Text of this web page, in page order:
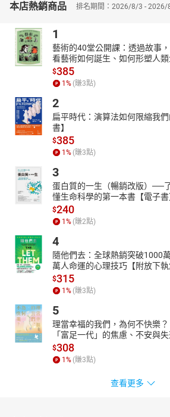
在这里，你将找到属于自己的答案，破解人
http://www.youtube.com/channel/
本店熱銷商品 排名期間：2026/8/3 - 2026/
1
藝術的40堂公開課：透過故事
看藝術如何誕生、如何形塑人類
$385
1 % (賺3點)
2
扁平時代：演算法如何限縮我
書】
$385
1 % (賺3點)
3
蛋白質的一生（暢銷改版）──
懂生命科學的第一本書【電子書
$240
1 % (賺2點)
4
隨他們去：全球熱銷突破1000
萬人命運的心理技巧【附放下
書】
$315
1 % (賺3點)
5
理當幸福的我們，為何不快樂
「富足一代」的焦慮、不安與失
$308
1 % (賺3點)
查看更多